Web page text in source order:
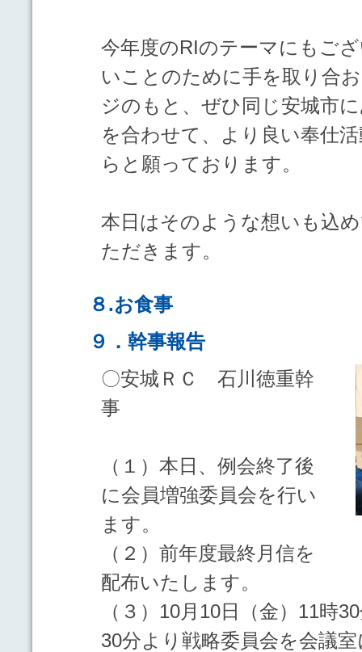
今年度のRIのテーマにもご
いことのために手を取り合
ジのもと、ぜひ同じ安城市
を合わせて、より良い奉仕
らと願っております。
本日はそのような想いも込
ただきます。
８.お食事
９．幹事報告
〇安城ＲＣ 石川徳重幹
事
（１）本日、例会終了後
に会員増強委員会を行い
ます。
（２）前年度最終月信を
配布いたします。
（３）10月10日（金）11時
30分より戦略委員会を会議